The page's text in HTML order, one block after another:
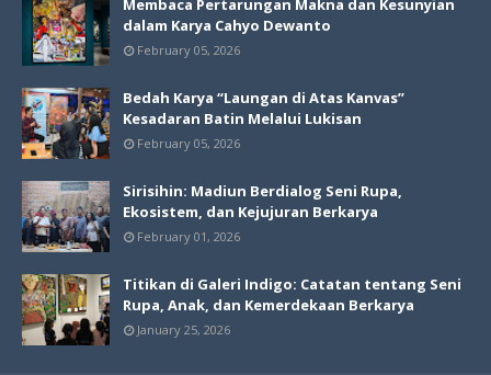
Membaca Pertarungan Makna dan Kesunyian
dalam Karya Cahyo Dewanto
February 05, 2026
Bedah Karya “Laungan di Atas Kanvas”
Kesadaran Batin Melalui Lukisan
February 05, 2026
Sirisihin: Madiun Berdialog Seni Rupa,
Ekosistem, dan Kejujuran Berkarya
February 01, 2026
Titikan di Galeri Indigo: Catatan tentang Seni
Rupa, Anak, dan Kemerdekaan Berkarya
January 25, 2026